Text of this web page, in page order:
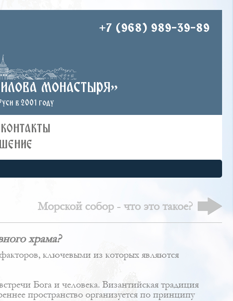
+7 (968) 989-39-89
монастыря»
в 2001 году
КОНТАКТЫ
Морской собор - что это такое?
храма?
ключевыми из которых являются
Бога и человека. Византийская традиция
пространство организуется по принципу